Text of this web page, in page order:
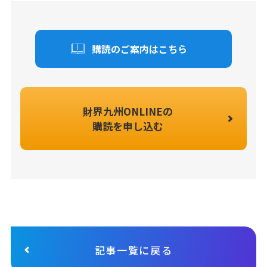
購読のご案内はこちら
財界九州ONLINEの
購読を申し込む
記事一覧に戻る